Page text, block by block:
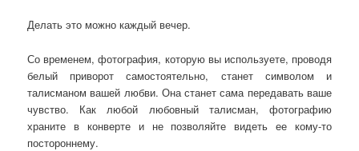
Делать это можно каждый вечер.
Со временем, фотография, которую вы используете, проводя
белый приворот самостоятельно, станет символом и
талисманом вашей любви. Она станет сама передавать ваше
чувство. Как любой любовный талисман, фотографию
храните в конверте и не позволяйте видеть ее кому-то
постороннему.